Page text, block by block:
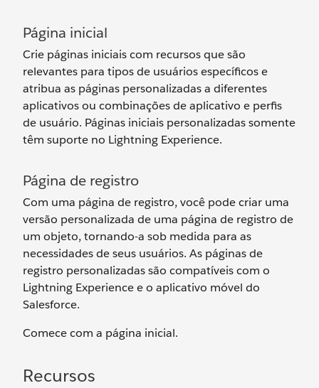
Página inicial
Crie páginas iniciais com recursos que são
relevantes para tipos de usuários específicos e
atribua as páginas personalizadas a diferentes
aplicativos ou combinações de aplicativo e perfis
de usuário. Páginas iniciais personalizadas somente
têm suporte no Lightning Experience.
Página de registro
Com uma página de registro, você pode criar uma
versão personalizada de uma página de registro de
um objeto, tornando-a sob medida para as
necessidades de seus usuários. As páginas de
registro personalizadas são compatíveis com o
Lightning Experience e o aplicativo móvel do
Salesforce.
Comece com a página inicial.
Recursos